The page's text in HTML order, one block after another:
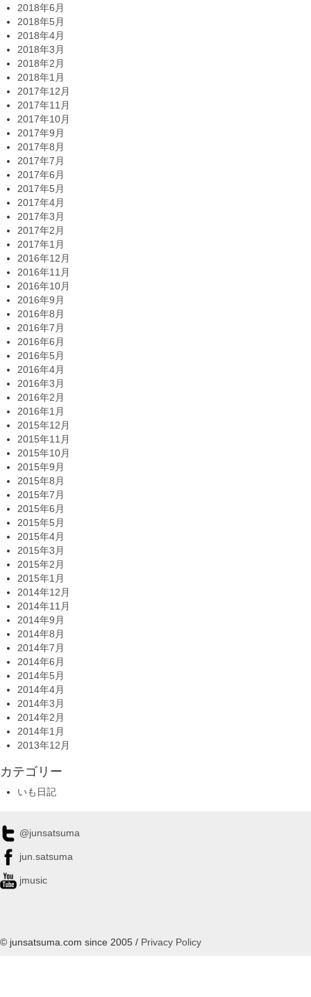
2018年6月
2018年5月
2018年4月
2018年3月
2018年2月
2018年1月
2017年12月
2017年11月
2017年10月
2017年9月
2017年8月
2017年7月
2017年6月
2017年5月
2017年4月
2017年3月
2017年2月
2017年1月
2016年12月
2016年11月
2016年10月
2016年9月
2016年8月
2016年7月
2016年6月
2016年5月
2016年4月
2016年3月
2016年2月
2016年1月
2015年12月
2015年11月
2015年10月
2015年9月
2015年8月
2015年7月
2015年6月
2015年5月
2015年4月
2015年3月
2015年2月
2015年1月
2014年12月
2014年11月
2014年9月
2014年8月
2014年7月
2014年6月
2014年5月
2014年4月
2014年3月
2014年2月
2014年1月
2013年12月
カテゴリー
いも日記
@junsatsuma
jun.satsuma
jmusic
© junsatsuma.com since 2005 / Privacy Policy